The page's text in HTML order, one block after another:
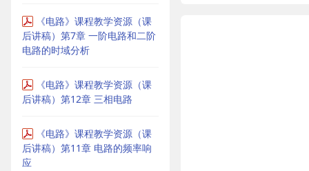
《电路》课程教学资源（课
后讲稿）第7章 一阶电路和二阶
电路的时域分析
《电路》课程教学资源（课
后讲稿）第12章 三相电路
《电路》课程教学资源（课
后讲稿）第11章 电路的频率响
应